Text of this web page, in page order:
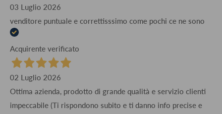
03 Luglio 2026
venditore puntuale e correttisssimo come pochi ce ne sono
Acquirente verificato
02 Luglio 2026
Ottima azienda, prodotto di grande qualità e servizio clienti
impeccabile (Ti rispondono subito e ti danno info precise e